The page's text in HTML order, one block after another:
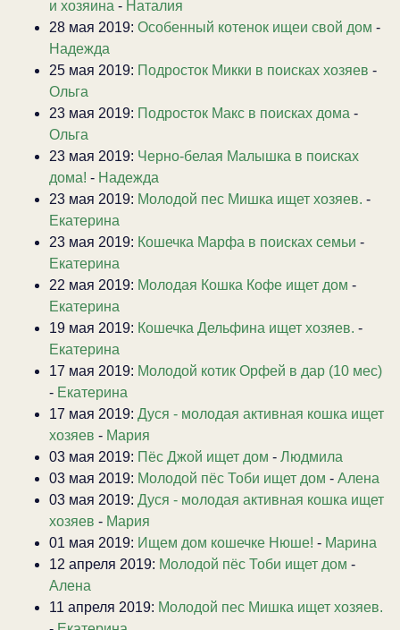
и хозяина - Наталия
28 мая 2019: Особенный котенок ищеи свой дом -
Надежда
25 мая 2019: Подросток Микки в поисках хозяев -
Ольга
23 мая 2019: Подросток Макс в поисках дома -
Ольга
23 мая 2019: Черно-белая Малышка в поисках
дома! - Надежда
23 мая 2019: Молодой пес Мишка ищет хозяев. -
Екатерина
23 мая 2019: Кошечка Марфа в поисках семьи -
Екатерина
22 мая 2019: Молодая Кошка Кофе ищет дом -
Екатерина
19 мая 2019: Кошечка Дельфина ищет хозяев. -
Екатерина
17 мая 2019: Молодой котик Орфей в дар (10 мес)
- Екатерина
17 мая 2019: Дуся - молодая активная кошка ищет
хозяев - Мария
03 мая 2019: Пёс Джой ищет дом - Людмила
03 мая 2019: Молодой пёс Тоби ищет дом - Алена
03 мая 2019: Дуся - молодая активная кошка ищет
хозяев - Мария
01 мая 2019: Ищем дом кошечке Нюше! - Марина
12 апреля 2019: Молодой пёс Тоби ищет дом -
Алена
11 апреля 2019: Молодой пес Мишка ищет хозяев.